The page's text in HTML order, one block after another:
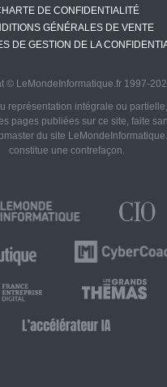
DE CONFIDENTIALITÉ
GÉNÉRALES DE VENTE
DE GESTION DE LA
© LeMondeInformatique.fr 1997-
représentation intégrale ou
pages publiées sur ce site, faite
du site
constitue une contrefaçon.